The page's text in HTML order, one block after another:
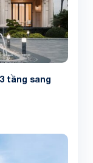
tầng sang